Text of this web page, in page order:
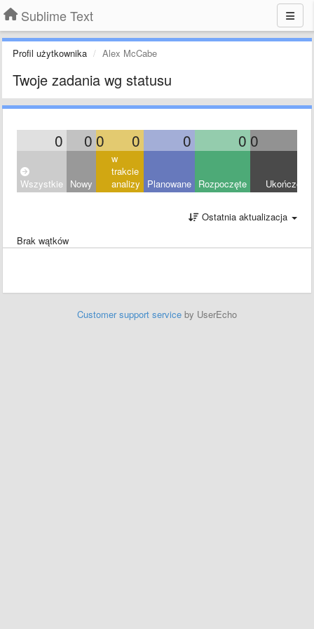
Sublime Text
Profil użytkownika Alex McCabe
Twoje zadania wg statusu
0 0 0 0 0 0 0
Wszystkie Nowy
w
trakcie
analizy
Planowane Rozpoczęte Ukończony
Ostatnia aktualizacja
Brak wątków
Customer support service by UserEcho